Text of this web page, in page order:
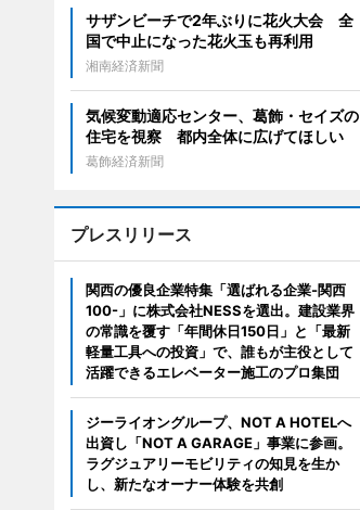
サザンビーチで2年ぶりに花火大会 全
国で中止になった花火玉も再利用
湘南経済新聞
気候変動適応センター、葛飾・セイズの
住宅を視察 都内全体に広げてほしい
葛飾経済新聞
プレスリリース
関西の優良企業特集「選ばれる企業-関西
100-」に株式会社NESSを選出。建設業界
の常識を覆す「年間休日150日」と「最新
軽量工具への投資」で、誰もが主役として
活躍できるエレベーター施工のプロ集団
ジーライオングループ、NOT A HOTELへ
出資し「NOT A GARAGE」事業に参画。
ラグジュアリーモビリティの知見を生か
し、新たなオーナー体験を共創